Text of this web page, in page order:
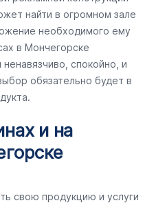
найти в огромном зале
необходимого ему
в Мончегорске
спокойно, и
обязательно будет в
и на
свою продукцию и услуги